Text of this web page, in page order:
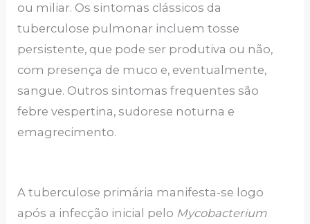
ou miliar. Os sintomas clássicos da
tuberculose pulmonar incluem tosse
persistente, que pode ser produtiva ou não,
com presença de muco e, eventualmente,
sangue. Outros sintomas frequentes são
febre vespertina, sudorese noturna e
emagrecimento.
A tuberculose primária manifesta-se logo
após a infecção inicial pelo Mycobacterium